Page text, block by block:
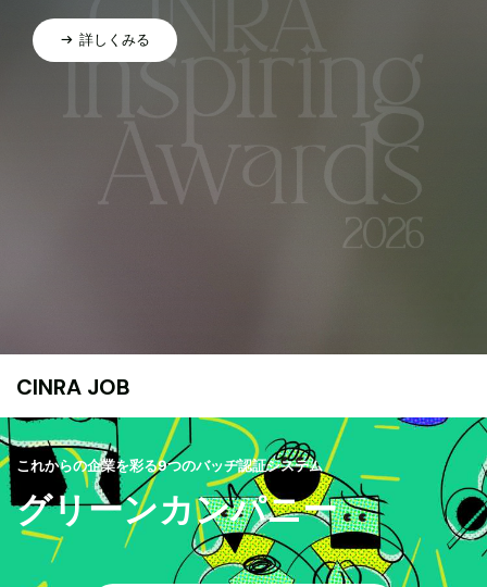
詳しくみる
CINRA JOB
これからの企業を彩る9つのバッヂ認証システム
グリーンカンパニー